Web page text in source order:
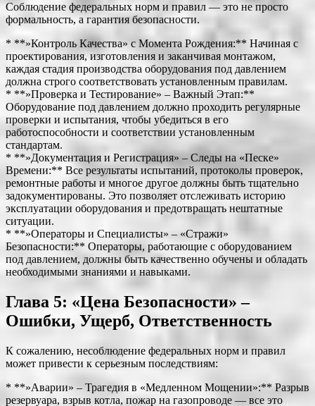
Соблюдение федеральных норм и правил — это не просто
формальность, а гарантия безопасности.
* **»Контроль Качества» с Момента Рождения:** Начиная с
проектирования, изготовления и заканчивая монтажом,
каждая стадия производства оборудования под давлением
должна строго соответствовать установленным правилам.
* **»Проверка и Тестирование» – Важный Этап:**
Оборудование под давлением должно проходить регулярные
проверки и испытания, чтобы убедиться в его
работоспособности и соответствии установленным
стандартам.
* **»Документация и Регистрация» – Следы на «Песке»
Времени:** Все результаты испытаний, протоколы проверок,
ремонтные работы и многое другое должны быть тщательно
задокументированы. Это позволяет отслеживать историю
эксплуатации оборудования и предотвращать нештатные
ситуации.
* **»Операторы и Специалисты» – «Стражи»
Безопасности:** Операторы, работающие с оборудованием
под давлением, должны быть качественно обучены и обладать
необходимыми знаниями и навыками.
Глава 5: «Цена Безопасности» –
Ошибки, Ущерб, Ответственность
К сожалению, несоблюдение федеральных норм и правил
может привести к серьезным последствиям:
* **»Аварии» – Трагедия в «Медленном Мощении»:** Разрыв
резервуара, взрыв котла, пожар на газопроводе — все это